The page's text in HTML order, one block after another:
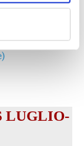
(l’impatto
LUGLIO-